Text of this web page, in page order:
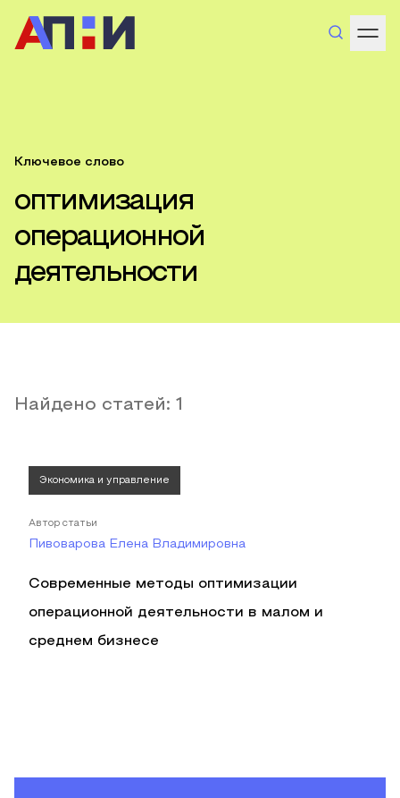
Ключевое слово
оптимизация
операционной
деятельности
Найдено статей: 1
Экономика и управление
Автор статьи
Пивоварова Елена Владимировна
Современные методы оптимизации
операционной деятельности в малом и
среднем бизнесе